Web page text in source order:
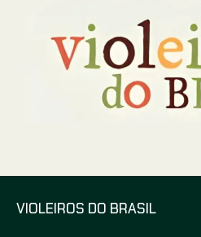
VIOLEIROS DO BRASIL